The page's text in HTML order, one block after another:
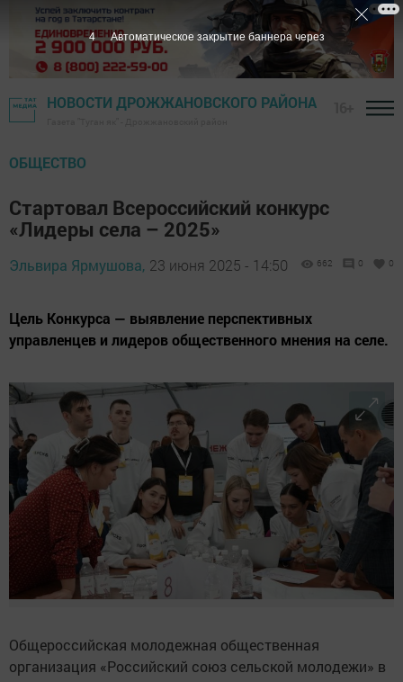
НОВОСТИ ДРОЖЖАНОВСКОГО РАЙОНА
ОБЩЕСТВО
Стартовал Всероссийский конкурс
«Лидеры села – 2025»
Эльвира Ярмушова, 23 июня 2025 - 14:50 662 0 0
Цель Конкурса — выявление перспективных
управленцев и лидеров общественного мнения на селе.
Общероссийская молодежная общественная
организация «Российский союз сельской молодежи» в
3 Автоматическое закрытие баннера через